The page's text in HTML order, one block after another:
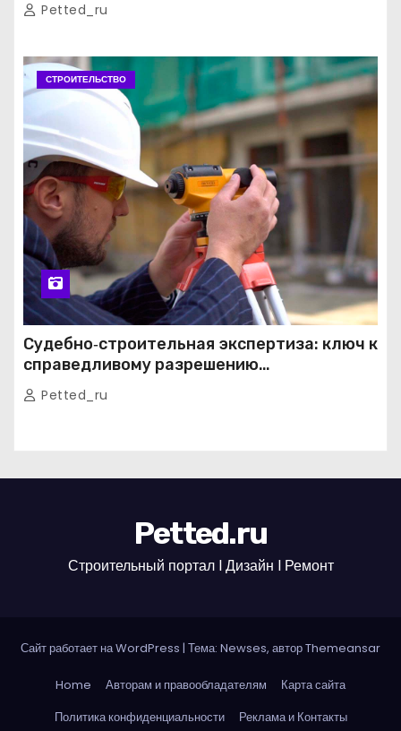
Petted_ru
СТРОИТЕЛЬСТВО
Судебно‑строительная экспертиза: ключ к
справедливому разрешению
строительных споров
Petted_ru
Petted.ru
Строительный портал l Дизайн l Ремонт
Сайт работает на WordPress | Тема: Newses, авторThemeansar
Home Авторам и правообладателям
Карта сайта
Политика конфиденциальности
Реклама и Контакты